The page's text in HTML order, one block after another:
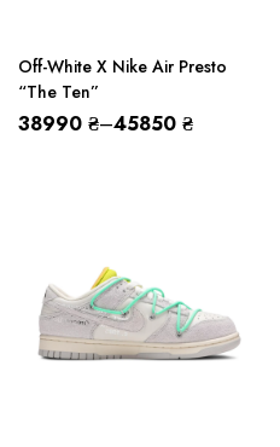
Off-White X Nike Air Presto
“The Ten”
38990 ₴–45850 ₴